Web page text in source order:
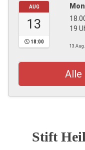
AUG
13
18:00
19
Alle
Stift